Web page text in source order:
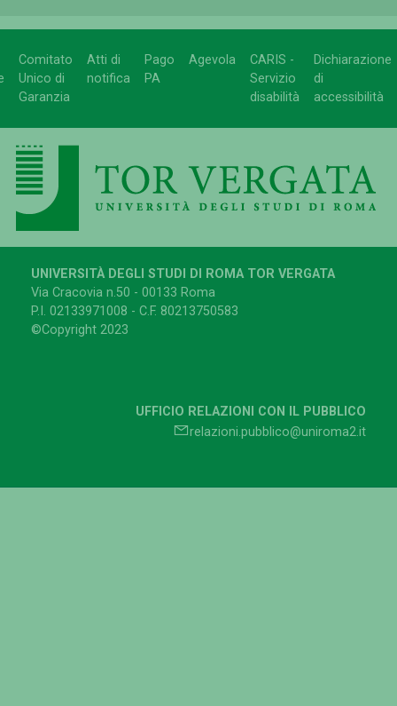
Comitato
Unico di
Garanzia
Atti di
notifica
Pago
PA
Agevola
CARIS -
Servizio
disabilità
Dichiarazione
di
accessibilità
UNIVERSITÀ DEGLI STUDI DI ROMA TOR VERGATA
Via Cracovia n.50 - 00133 Roma
P.I. 02133971008 - C.F. 80213750583
©Copyright 2023
UFFICIO RELAZIONI CON IL PUBBLICO
relazioni.pubblico@uniroma2.it